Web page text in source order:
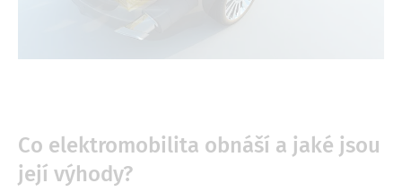
Co elektromobilita obnáší a jaké jsou
její výhody?